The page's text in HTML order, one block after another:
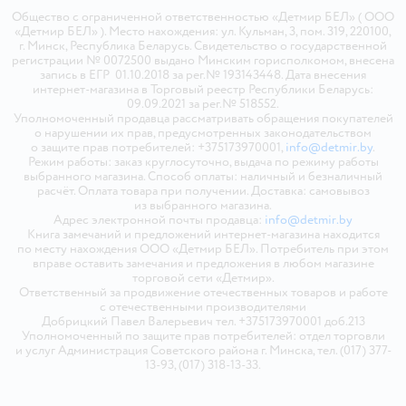
Общество с ограниченной ответственностью «Детмир БЕЛ» ( ООО
«Детмир БЕЛ» ). Место нахождения: ул. Кульман, 3, пом. 319, 220100,
г. Минск, Республика Беларусь. Свидетельство о государственной
регистрации № 0072500 выдано Минским горисполкомом, внесена
запись в ЕГР 01.10.2018 за рег.№ 193143448. Дата внесения
интернет-магазина в Торговый реестр Республики Беларусь:
09.09.2021 за рег.№ 518552.
Уполномоченный продавца рассматривать обращения покупателей
о нарушении их прав, предусмотренных законодательством
о защите прав потребителей: +375173970001, info@detmir.by.
Режим работы: заказ круглосуточно, выдача по режиму работы
выбранного магазина. Способ оплаты: наличный и безналичный
расчёт. Оплата товара при получении. Доставка: самовывоз
из выбранного магазина.
Адрес электронной почты продавца: info@detmir.by
Книга замечаний и предложений интернет-магазина находится
по месту нахождения ООО «Детмир БЕЛ». Потребитель при этом
вправе оставить замечания и предложения в любом магазине
торговой сети «Детмир».
Ответственный за продвижение отечественных товаров и работе
с отечественными производителями
Добрицкий Павел Валерьевич тел. +375173970001 доб.213
Уполномоченный по защите прав потребителей: отдел торговли
и услуг Администрация Советского района г. Минска, тел. (017) 377-
13-93, (017) 318-13-33.